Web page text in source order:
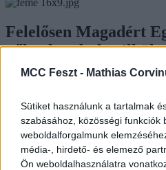
MCC Feszt - Mathias
Sütiket használunk a tartalmak
szabásához, közösségi funkciók
weboldalforgalmunk
média-, hirdető- és elemező
Ön weboldalhasználatra
Felelősen Magadért
nőknek, tabuk nélkül
A közhasznú Felelősen Magadért
egészségük megőrzésében,
nélkül és érthetően beszélnek
szó endometriózisról, miómáról,
PCOS-ről, hormonális
szexualitásról.